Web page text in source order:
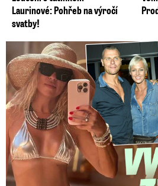
Laurinové: Pohřeb na výročí
svatby!
Tohle tělo nahradilo Belo: Nová